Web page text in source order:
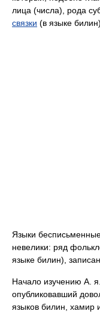
лица (числа), рода
связки (в языке билин).
Языки
невелики: ряд
языке билин),
Начало изучению А.
опубликовавший
языков билин, хамир